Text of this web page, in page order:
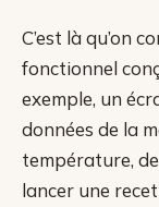
C’est là qu’on
fonctionnel
exemple, un
données de la
température,
lancer une